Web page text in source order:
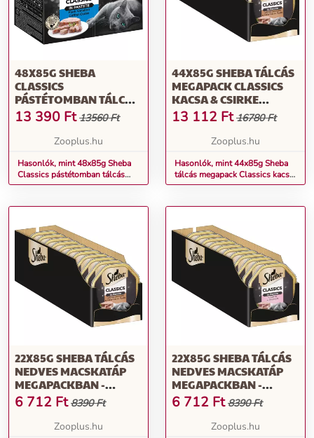
48X85G SHEBA
CLASSICS
PÁSTÉTOMBAN TÁLCÁS
NEDVES MACSKATÁP
13 390 Ft 13560 Ft
Zooplus.hu
Hasonlók, mint 48x85g Sheba
Classics pástétomban tálcás
nedves macskatáp
44X85G SHEBA TÁLCÁS
MEGAPACK CLASSICS
KACSA & CSIRKE
PÁSTÉTOMBAN NEDVES
MACSKATÁP
13 112 Ft 16780 Ft
Zooplus.hu
Hasonlók, mint 44x85g Sheba
tálcás megapack Classics kacsa
& csirke pástétomban nedves
22X85G SHEBA TÁLCÁS
NEDVES MACSKATÁP
MEGAPACKBAN -
CLASSICS
PÁSTÉTOMBAN KACSA
& CSIRKE
6 712 Ft 8390 Ft
Zooplus.hu
22X85G SHEBA TÁLCÁS
NEDVES MACSKATÁP
MEGAPACKBAN -
CLASSICS
PÁSTÉTOMBAN LAZAC
6 712 Ft 8390 Ft
Zooplus.hu